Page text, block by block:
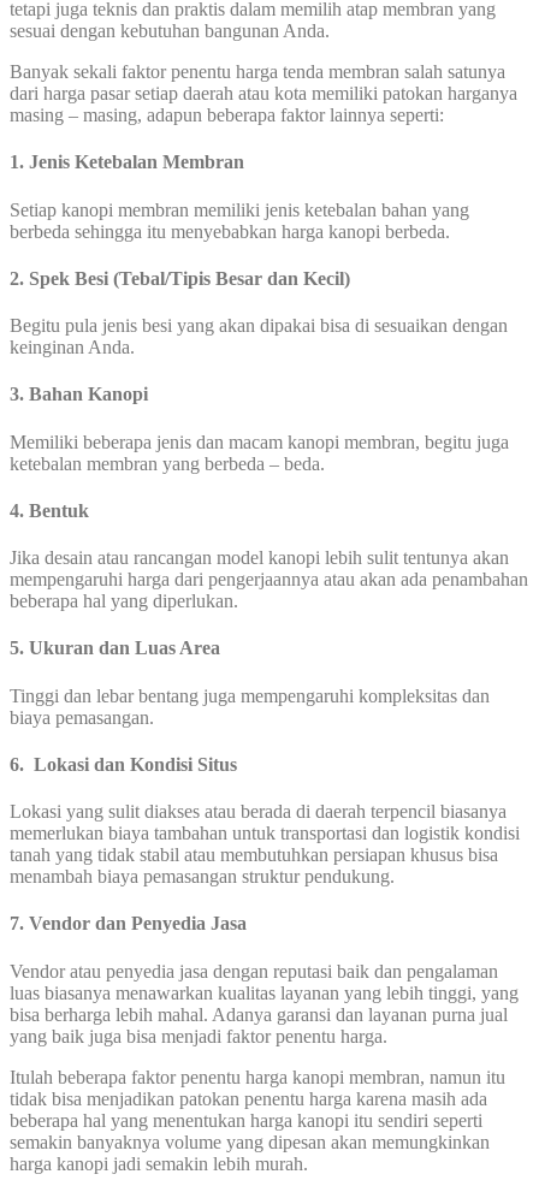
tetapi juga teknis dan praktis dalam memilih atap membran yang
sesuai dengan kebutuhan bangunan Anda.
Banyak sekali faktor penentu harga tenda membran salah satunya
dari harga pasar setiap daerah atau kota memiliki patokan harganya
masing – masing, adapun beberapa faktor lainnya seperti:
1. Jenis Ketebalan Membran
Setiap kanopi membran memiliki jenis ketebalan bahan yang
berbeda sehingga itu menyebabkan harga kanopi berbeda.
2. Spek Besi (Tebal/Tipis Besar dan Kecil)
Begitu pula jenis besi yang akan dipakai bisa di sesuaikan dengan
keinginan Anda.
3. Bahan Kanopi
Memiliki beberapa jenis dan macam kanopi membran, begitu juga
ketebalan membran yang berbeda – beda.
4. Bentuk
Jika desain atau rancangan model kanopi lebih sulit tentunya akan
mempengaruhi harga dari pengerjaannya atau akan ada penambahan
beberapa hal yang diperlukan.
5. Ukuran dan Luas Area
Tinggi dan lebar bentang juga mempengaruhi kompleksitas dan
biaya pemasangan.
6. Lokasi dan Kondisi Situs
Lokasi yang sulit diakses atau berada di daerah terpencil biasanya
memerlukan biaya tambahan untuk transportasi dan logistik kondisi
tanah yang tidak stabil atau membutuhkan persiapan khusus bisa
menambah biaya pemasangan struktur pendukung.
7. Vendor dan Penyedia Jasa
Vendor atau penyedia jasa dengan reputasi baik dan pengalaman
luas biasanya menawarkan kualitas layanan yang lebih tinggi, yang
bisa berharga lebih mahal. Adanya garansi dan layanan purna jual
yang baik juga bisa menjadi faktor penentu harga.
Itulah beberapa faktor penentu harga kanopi membran, namun itu
tidak bisa menjadikan patokan penentu harga karena masih ada
beberapa hal yang menentukan harga kanopi itu sendiri seperti
semakin banyaknya volume yang dipesan akan memungkinkan
harga kanopi jadi semakin lebih murah.